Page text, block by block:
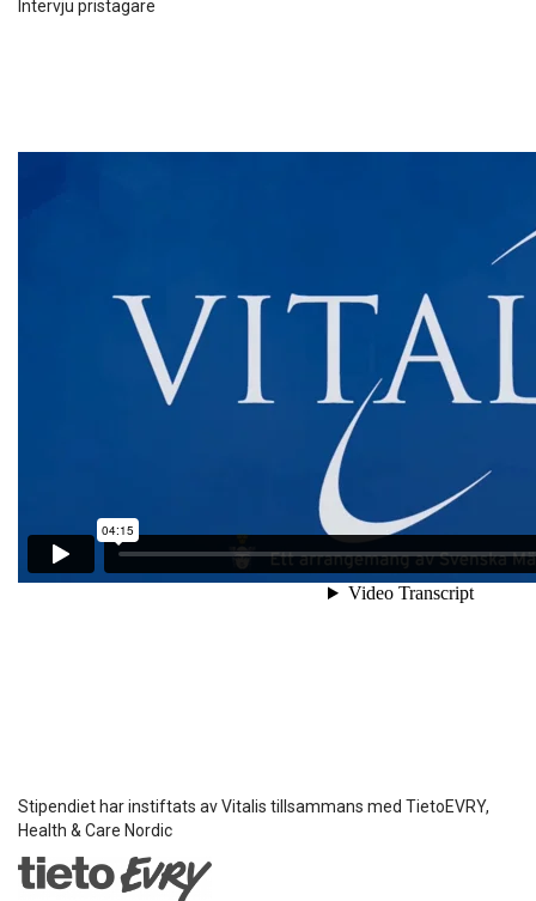
Intervju pristagare
Stipendiet har instiftats av Vitalis tillsammans med TietoEVRY,
Health & Care Nordic